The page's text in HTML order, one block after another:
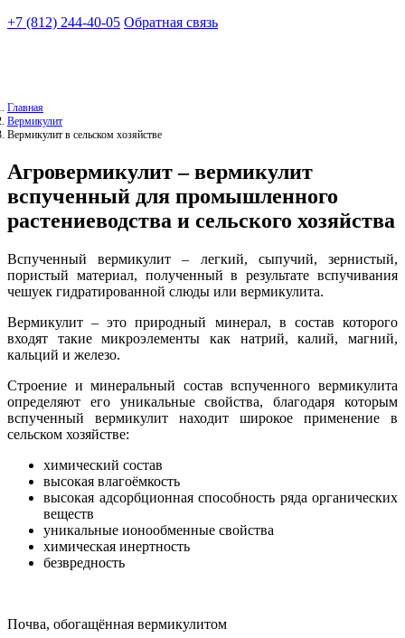
+7 (812) 244-40-05 Обратная связь
Главная
Вермикулит
Вермикулит в сельском хозяйстве
Агровермикулит – вермикулит
вспученный для промышленного
растениеводства и сельского хозяйства
Вспученный вермикулит – легкий, сыпучий, зернистый,
пористый материал, полученный в результате вспучивания
чешуек гидратированной слюды или вермикулита.
Вермикулит – это природный минерал, в состав которого
входят такие микроэлементы как натрий, калий, магний,
кальций и железо.
Строение и минеральный состав вспученного вермикулита
определяют его уникальные свойства, благодаря которым
вспученный вермикулит находит широкое применение в
сельском хозяйстве:
химический состав
высокая влагоёмкость
высокая адсорбционная способность ряда органических
веществ
уникальные ионообменные свойства
химическая инертность
безвредность
Почва, обогащённая вермикулитом